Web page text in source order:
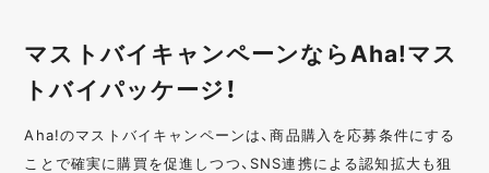
マストバイキャンペーンならAha!マス
トバイパッケージ！
Aha!のマストバイキャンペーンは、商品購入を応募条件にする
ことで確実に購買を促進しつつ、SNS連携による認知拡大も狙